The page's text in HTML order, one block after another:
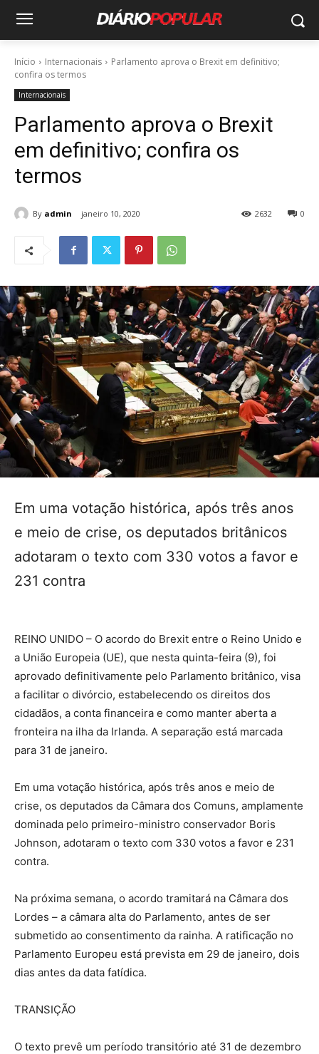
Início Internacionais
Parlamento aprova o Brexit em definitivo;
confira os termos
Internacionais
Parlamento aprova o Brexit
em definitivo; confira os
termos
By admin janeiro 10, 2020 0
2632
Em uma votação histórica, após três anos
e meio de crise, os deputados britânicos
adotaram o texto com 330 votos a favor e
231 contra
REINO UNIDO – O acordo do Brexit entre o Reino Unido e
a União Europeia (UE), que nesta quinta-feira (9), foi
aprovado definitivamente pelo Parlamento britânico, visa
a facilitar o divórcio, estabelecendo os direitos dos
cidadãos, a conta financeira e como manter aberta a
fronteira na ilha da Irlanda. A separação está marcada
para 31 de janeiro.
Em uma votação histórica, após três anos e meio de
crise, os deputados da Câmara dos Comuns, amplamente
dominada pelo primeiro-ministro conservador Boris
Johnson, adotaram o texto com 330 votos a favor e 231
contra.
Na próxima semana, o acordo tramitará na Câmara dos
Lordes – a câmara alta do Parlamento, antes de ser
submetido ao consentimento da rainha. A ratificação no
Parlamento Europeu está prevista em 29 de janeiro, dois
dias antes da data fatídica.
TRANSIÇÃO
O texto prevê um período transitório até 31 de dezembro